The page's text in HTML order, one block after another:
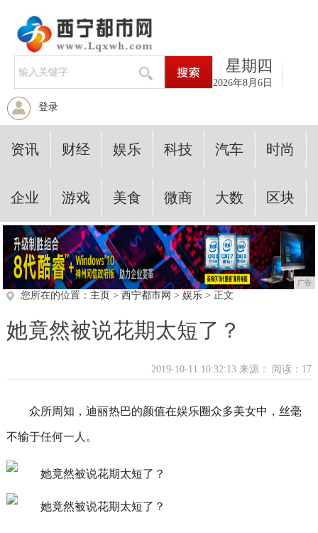
星期四
2026年8月6日
登录
资讯 财经 娱乐 科技 汽车 时尚
企业 游戏 美食 微商 大数 区块
广告
您所在的位置： 主页 > 西宁都市网 > 娱乐> 正文
她竟然被说花期太短了？
2019-10-11 10:32:13 来源： 阅读：17
众所周知，迪丽热巴的颜值在娱乐圈众多美女中，丝毫
不输于任何一人。